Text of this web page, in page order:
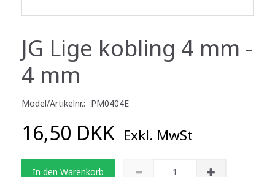
JG Lige kobling 4 mm -
4 mm
Model/Artikelnr.: PM0404E
16,50 DKK Exkl. MwSt
In den Warenkorb